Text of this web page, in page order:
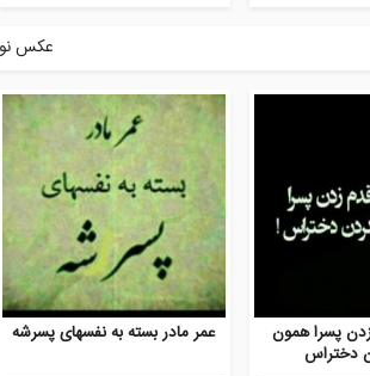
عکس
پسرا همون
دختراس
عمر مادر بسته به نفسهای پسرشه